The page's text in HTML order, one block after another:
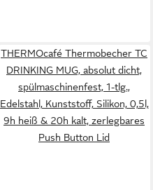
THERMOcafé Thermobecher TC
DRINKING MUG, absolut dicht,
spülmaschinenfest, 1-tlg.,
Edelstahl, Kunststoff, Silikon, 0,5l,
9h heiß & 20h kalt, zerlegbares
Push Button Lid